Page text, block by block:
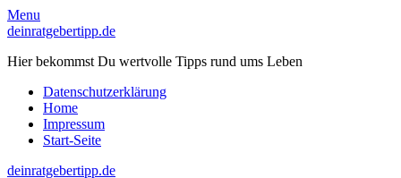
Skip
to
Menu
deinratgebertipp.de
Hier bekommst Du wertvolle Tipps rund ums Leben
Datenschutzerklärung
Home
Impressum
Start-Seite
deinratgebertipp.de